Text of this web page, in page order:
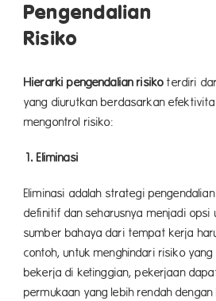
Pengendalian
Risiko
Hierarki pengendalian risiko terdiri
yang diurutkan berdasarkan
mengontrol risiko:
1. Eliminasi
Eliminasi adalah strategi
definitif dan seharusnya menjadi opsi
sumber bahaya dari tempat kerja
contoh, untuk menghindari risiko
bekerja di ketinggian, pekerjaan
permukaan yang lebih rendah